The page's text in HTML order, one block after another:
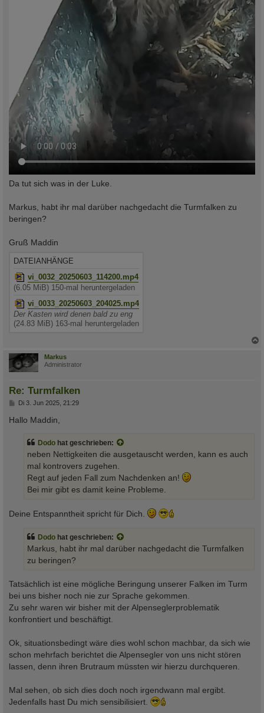
Da tut sich was in der Luke.
Markus, habt ihr mal darüber nachgedacht die Turmfalken zu
beringen?
Gruß Maddin
DATEIANHÄNGE
vi_0032_20250603_114200.mp4
(6.05 MiB) 150-mal heruntergeladen
vi_0033_20250603_204025.mp4
Der Kasten wird denen bald zu eng
(24.83 MiB) 163-mal heruntergeladen
Markus
Administrator
Re: Turmfalken
B
i
Di 3. Jun 2025, 21:29
Hallo Maddin,
Dodo hat geschrieben:
neben Nettigkeiten die ausgetauscht werden, kann es auch
mal kontrovers zugehen.
Regt auf jeden Fall zum Nachdenken an!
Bei mir gibt es damit keine Probleme.
Deine Entspanntheit spricht für Dich.
Dodo hat geschrieben:
Markus, habt ihr mal darüber nachgedacht die Turmfalken
zu beringen?
Tatsächlich ist eine mögliche Beringung unserer Falken im Turm
bei uns bisher noch nie zur Sprache gekommen.
Zu sehr waren wir bisher mit der Alpenseglerproblematik
konfrontiert und beschäftigt.
Ok, situationsbedingt wäre dies wohl schon machbar, da sich wie
schon mehrfach berichtet die Alpensegler von uns nicht stören
lassen, denn ihren Brutraum müssten wir hierzu durchqueren.
Mal sehen, ob sich dies doch noch irgendwann mal ergibt.
Jedenfalls hast Du mich sensibilisiert.